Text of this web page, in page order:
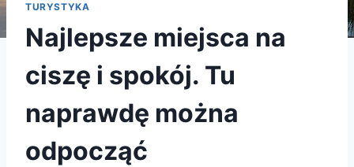
TURYSTYKA
Najlepsze miejsca na
ciszę i spokój. Tu
naprawdę można
odpocząć